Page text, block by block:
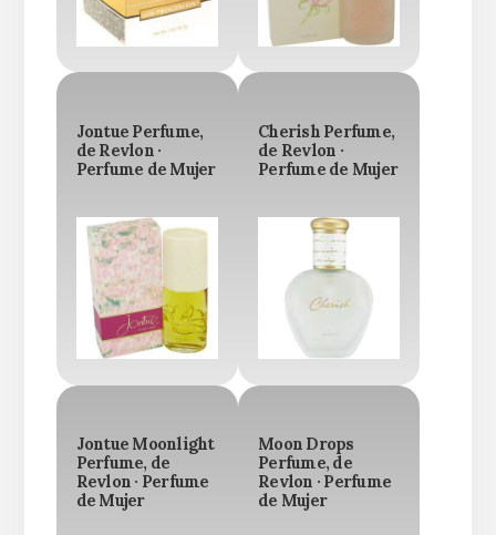
Jontue Perfume,
de Revlon ·
Perfume de Mujer
Cherish Perfume,
de Revlon ·
Perfume de Mujer
Jontue Moonlight
Perfume, de
Revlon · Perfume
de Mujer
Moon Drops
Perfume, de
Revlon · Perfume
de Mujer